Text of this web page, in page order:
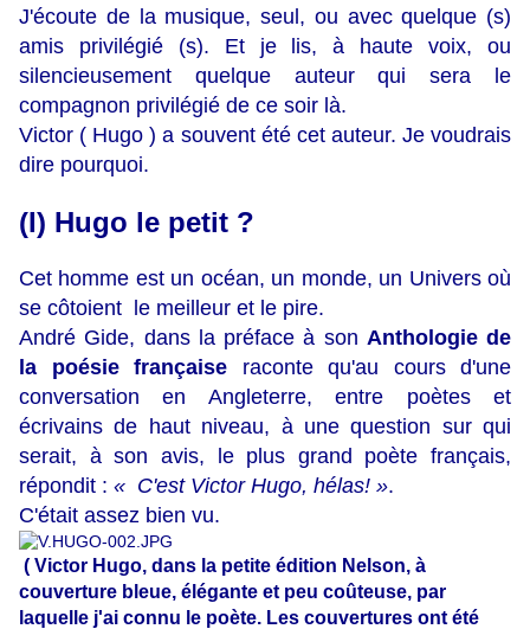
J'écoute de la musique, seul, ou avec quelque (s)
amis privilégié (s). Et je lis, à haute voix, ou
silencieusement quelque auteur qui sera le
compagnon privilégié de ce soir là.
Victor ( Hugo ) a souvent été cet auteur. Je voudrais
dire pourquoi.
(I) Hugo le petit ?
Cet homme est un océan, un monde, un Univers où
se côtoient le meilleur et le pire.
André Gide, dans la préface à son Anthologie de
la poésie française raconte qu'au cours d'une
conversation en Angleterre, entre poètes et
écrivains de haut niveau, à une question sur qui
serait, à son avis, le plus grand poète français,
répondit : « C'est Victor Hugo, hélas! ».
C'était assez bien vu.
( Victor Hugo, dans la petite édition Nelson, à
couverture bleue, élégante et peu coûteuse, par
laquelle j'ai connu le poète. Les couvertures ont été